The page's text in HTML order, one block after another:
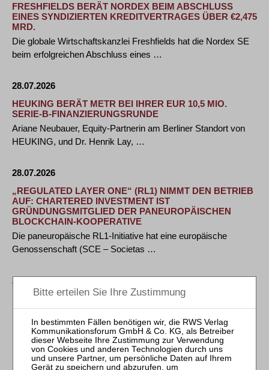
FRESHFIELDS BERÄT NORDEX BEIM ABSCHLUSS
EINES SYNDIZIERTEN KREDITVERTRAGES ÜBER €2,475
MRD.
Die globale Wirtschaftskanzlei Freshfields hat die Nordex SE
beim erfolgreichen Abschluss eines …
28.07.2026
HEUKING BERÄT METR BEI IHRER EUR 10,5 MIO.
SERIE-B-FINANZIERUNGSRUNDE
Ariane Neubauer, Equity-Partnerin am Berliner Standort von
HEUKING, und Dr. Henrik Lay, …
28.07.2026
„REGULATED LAYER ONE“ (RL1) NIMMT DEN BETRIEB
AUF: CHARTERED INVESTMENT IST
GRÜNDUNGSMITGLIED DER PANEUROPÄISCHEN
BLOCKCHAIN-KOOPERATIVE
Die paneuropäische RL1-Initiative hat eine europäische
Genossenschaft (SCE – Societas …
28.07.2026
BGH: Kartellrechtliche Beurteilung der gemeinsamen
Nr. 134/2026 vom 28.07.2026 Urteil vom 28. Juli 2026 - KZR
11/24 - Rundholz BW Der Kartellsenat des …